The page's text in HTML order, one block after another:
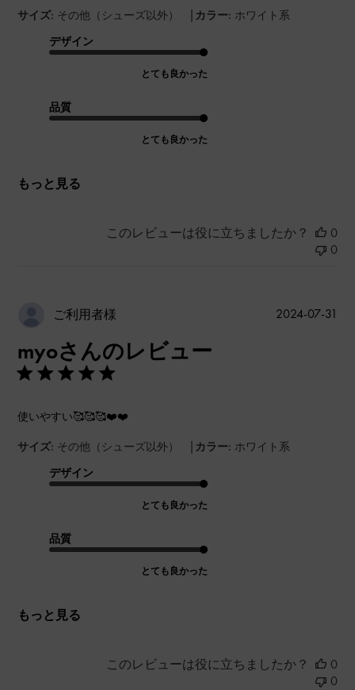
サイズ: その他（シューズ以外） | カラー: ホワイト系
デザイン
とても良かった
品質
とても良かった
もっと見る
このレビューは役に立ちましたか？
0
0
ご利用者様
myoさんのレビュー
使いやすい🥰🥰🥰❤️❤️
サイズ: その他（シューズ以外） | カラー: ホワイト系
デザイン
とても良かった
品質
とても良かった
もっと見る
2024-07-31
このレビューは役に立ちましたか？
0
0